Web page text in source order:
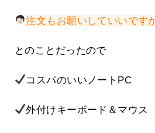
注文もお願いしていいです
とのことだったので
コスパのいいノートPC
外付けキーボード＆マウス